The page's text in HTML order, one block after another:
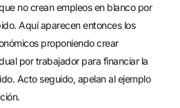
no crean empleos en blanco por
Aquí aparecen entonces los
proponiendo crear
por trabajador para financiar la
Acto seguido, apelan al ejemplo